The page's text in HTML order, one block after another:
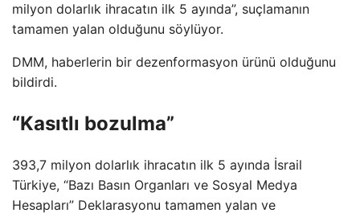
milyon dolarlık ihracatın ilk 5 ayında”, suçlamanın
tamamen yalan olduğunu söylüyor.
DMM, haberlerin bir dezenformasyon ürünü olduğunu
bildirdi.
“Kasıtlı bozulma”
393,7 milyon dolarlık ihracatın ilk 5 ayında İsrail
Türkiye, “Bazı Basın Organları ve Sosyal Medya
Hesapları” Deklarasyonu tamamen yalan ve